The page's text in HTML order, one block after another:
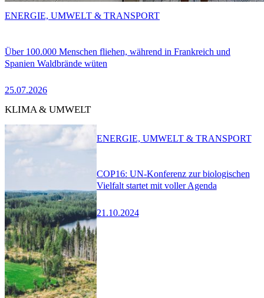
Über 100.000 Menschen fliehen, während in Frankreich und
Spanien Waldbrände wüten
25.07.2026
ENERGIE, UMWELT & TRANSPORT
KLIMA & UMWELT
COP16: UN-Konferenz zur biologischen
Vielfalt startet mit voller Agenda
21.10.2024
ENERGIE, UMWELT & TRANSPORT